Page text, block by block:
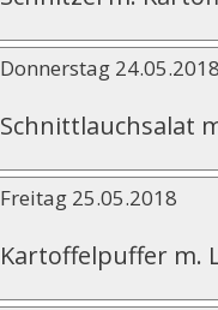
Donnerstag 24.05.2018
Schnittlauchsalat
Freitag 25.05.2018
Kartoffelpuffer m.